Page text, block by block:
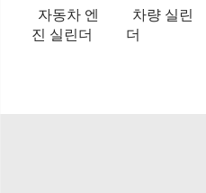
자동차 엔
진 실린더
차량 실린
더